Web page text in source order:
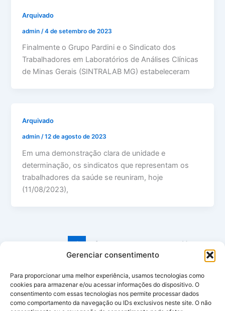
Gerenciar consentimento
Para proporcionar uma melhor experiência, usamos tecnologias como
cookies para armazenar e/ou acessar informações do dispositivo. O
consentimento com essas tecnologias nos permite processar dados
como comportamento da navegação ou IDs exclusivos neste site. O não
Arquivado
admin /4 de setembro de 2023
Finalmente o Grupo Pardini e o Sindicato dos
Trabalhadores em Laboratórios de Análises Clínicas
de Minas Gerais (SINTRALAB MG) estabeleceram
Arquivado
admin/12 de agosto de 2023
Em uma demonstração clara de unidade e
determinação, os sindicatos que representam os
trabalhadores da saúde se reuniram, hoje
(11/08/2023),
1 2 Next
© 2026SINTRALAB/MG– Sindicato dos Empregados e Técnicos